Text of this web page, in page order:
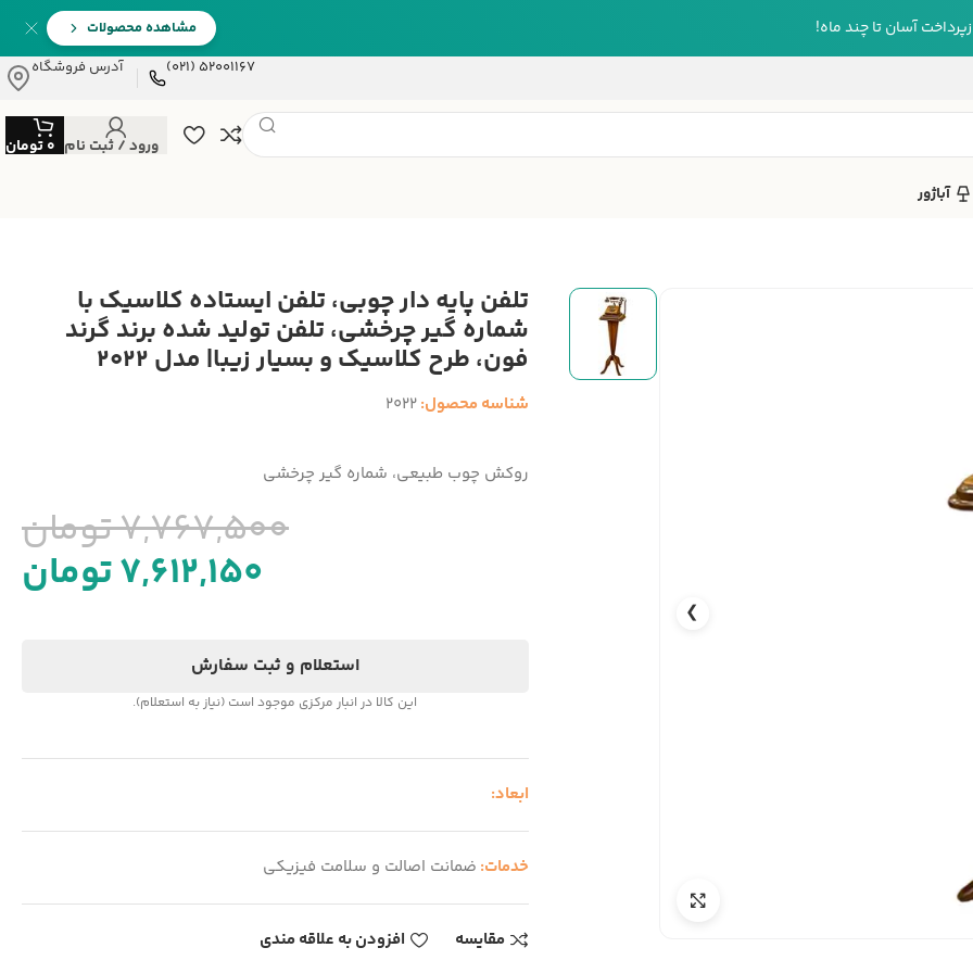
آسان تا چند ماه!
مشاهده محصولات
52001167 (021)
آدرس فروشگاه
ورود / ثبت نام 0تومان
آباژور
❯
تلفن پایه دار چوبی، تلفن ایستاده کلاسیک با
شماره گیر چرخشی، تلفن تولید شده برند گرند
فون، طرح کلاسیک و بسیار زیبا| مدل 2022
شناسه محصول:2022
روکش چوب طبیعی، شماره گیر چرخشی
7,767,500تومان
7,612,150تومان
استعلام و ثبت سفارش
این کالا در انبار مرکزی موجود است (نیاز به استعلام).
ابعاد:
خدمات: ضمانت اصالت و سلامت فیزیکی
مقایسه افزودن به علاقه مندی